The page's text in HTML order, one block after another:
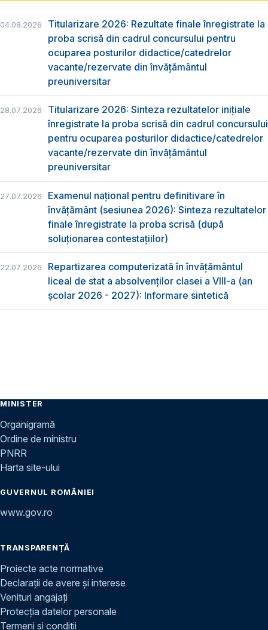
04.08.2026
Titularizare 2026: Rezultate finale înregistrate la
proba scrisă din cadrul concursului pentru
ocuparea posturilor didactice/catedrelor
vacante/rezervate din învăţământul
preuniversitar
28.07.2026
Titularizare 2026: Sinteza rezultatelor inițiale
înregistrate la proba scrisă din cadrul concursului
pentru ocuparea posturilor didactice/catedrelor
vacante/rezervate din învăţământul
preuniversitar
27.07.2026
Examenul național pentru definitivare în
învățământ (sesiunea 2026): Sinteza rezultatelor
finale înregistrate la proba scrisă (după
soluționarea contestațiilor)
22.07.2026
Repartizarea computerizată în învăţământul
liceal de stat a absolvenţilor clasei a VIII-a (an
școlar 2026 - 2027): Informare sintetică
MINISTER
Organigramă
Ordine de ministru
PNRR
Harta site-ului
GUVERNUL ROMÂNIEI
www.gov.ro
TRANSPARENȚĂ
Proiecte acte normative
Declarații de avere și interese
Venituri angajați
Protecția datelor personale
Termeni și condiții